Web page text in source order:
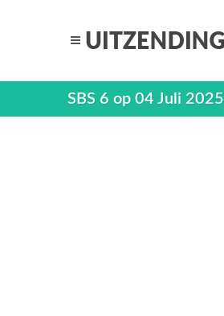
SBS 6 op 04 Juli 2025